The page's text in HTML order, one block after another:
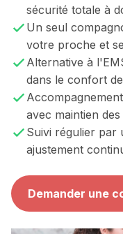
sécurité totale à
Un seul
votre proche et
Alternative à
dans le confort
avec maintien
Suivi régulier par
ajustement
Demander une